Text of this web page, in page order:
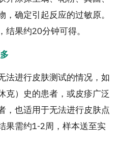
确定引起反应的过敏原。
果约20分钟可得。
法进行皮肤测试的情况，如
克）史的患者，或皮疹广泛
，也适用于无法进行皮肤点
果需约1-2周，样本送至实